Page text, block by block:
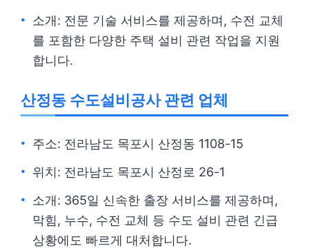
소개: 전문 기술 서비스를 제공하며, 수전 교체
를 포함한 다양한 주택 설비 관련 작업을 지원
합니다.
산정동 수도설비공사 관련 업체
주소: 전라남도 목포시 산정동 1108-15
위치: 전라남도 목포시 산정로 26-1
소개: 365일 신속한 출장 서비스를 제공하며,
막힘, 누수, 수전 교체 등 수도 설비 관련 긴급
상황에도 빠르게 대처합니다.